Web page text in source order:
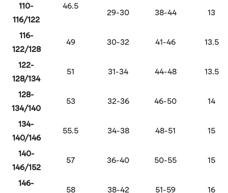
110-
116/122
46.5
29-30 38-44 13
116-
122/128
49 30-32 41-46 13.5
122-
128/134
51 31-34 44-48 13.5
128-
134/140
53 32-36 46-50 14
134-
140/146
55.5 34-38 48-51 15
140-
146/152
57 36-40 50-55 15
146-
58 38-42 51-59 16